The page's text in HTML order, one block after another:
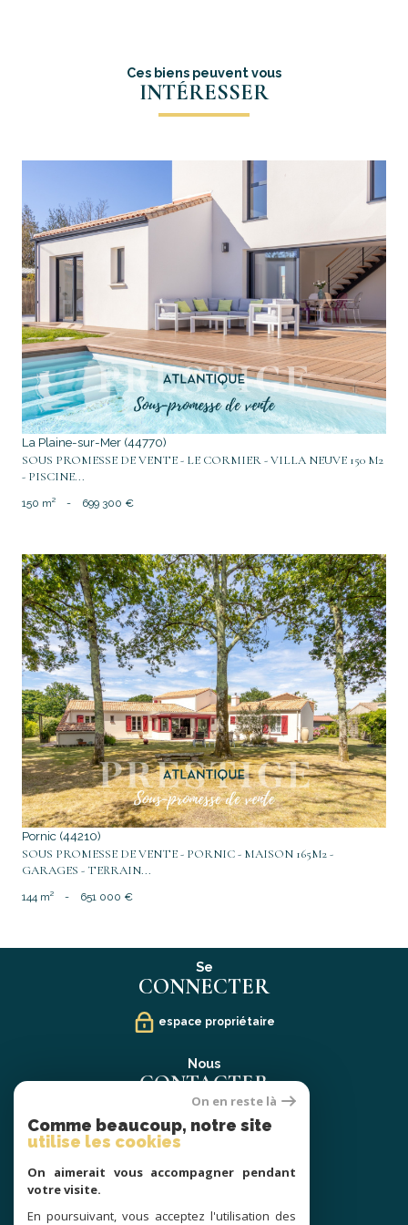
Ces biens peuvent vous
INTÉRESSER
voir le bien
La Plaine-sur-Mer (44770)
SOUS PROMESSE DE VENTE - LE CORMIER - VILLA NEUVE 150 M2
- PISCINE...
150 m² - 699 300 €
voir le bien
Pornic (44210)
SOUS PROMESSE DE VENTE - PORNIC - MAISON 165M2 -
GARAGES - TERRAIN...
144 m² - 651 000 €
Se
CONNECTER
espace propriétaire
Nous
CONTACTER
02 40 21 91 13
contact@prestige-atlantique.fr
SUIVRE
On en reste là
Comme beaucoup, notre site
utilise les cookies
On aimerait vous accompagner pendant
votre visite.
En poursuivant, vous acceptez l'utilisation des